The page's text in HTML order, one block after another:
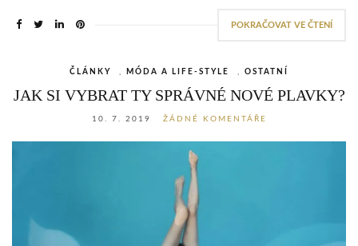
POKRAČOVAT VE ČTENÍ
ČLÁNKY , MÓDA A LIFE-STYLE , OSTATNÍ
JAK SI VYBRAT TY SPRÁVNÉ NOVÉ PLAVKY?
10. 7. 2019 ŽÁDNÉ KOMENTÁŘE